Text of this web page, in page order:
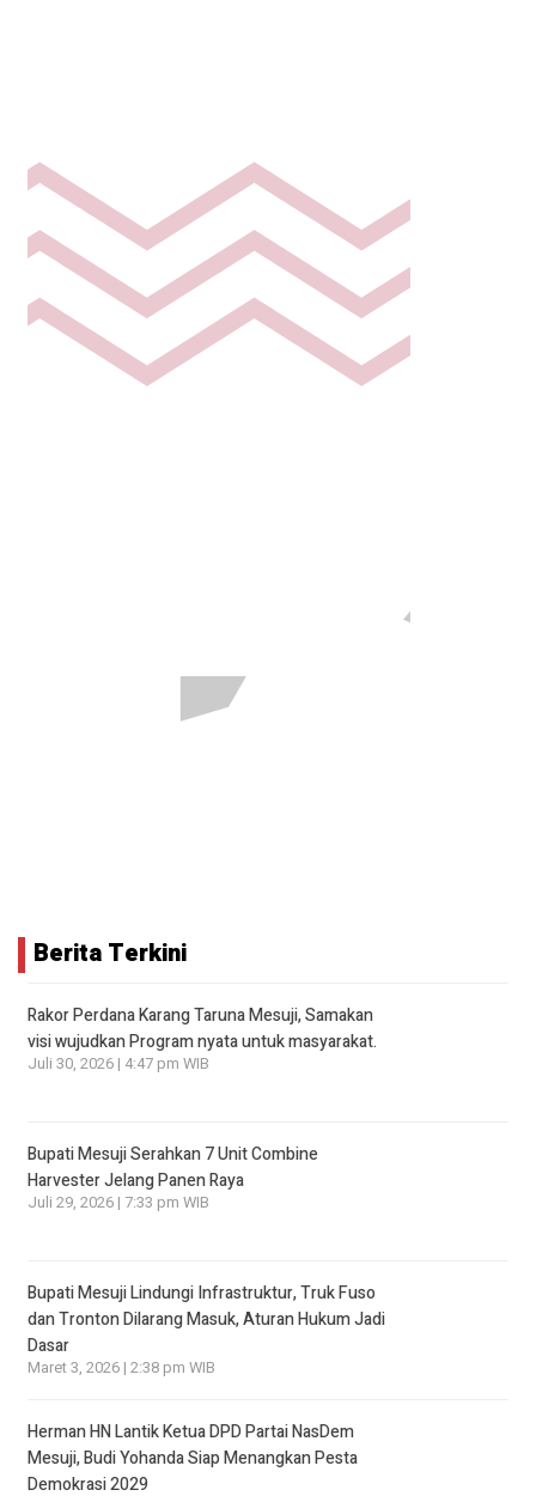
Berita Terkini
Rakor Perdana Karang Taruna Mesuji, Samakan
visi wujudkan Program nyata untuk masyarakat.
Juli 30, 2026 | 4:47 pm WIB
Bupati Mesuji Serahkan 7 Unit Combine
Harvester Jelang Panen Raya
Juli 29, 2026 | 7:33 pm WIB
Bupati Mesuji Lindungi Infrastruktur, Truk Fuso
dan Tronton Dilarang Masuk, Aturan Hukum Jadi
Dasar
Maret 3, 2026 | 2:38 pm WIB
Herman HN Lantik Ketua DPD Partai NasDem
Mesuji, Budi Yohanda Siap Menangkan Pesta
Demokrasi 2029